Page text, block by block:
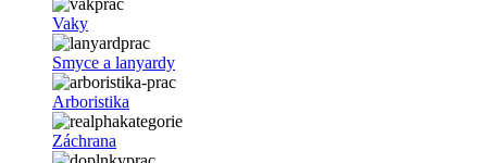
Vaky
Smyce a lanyardy
Arboristika
Záchrana